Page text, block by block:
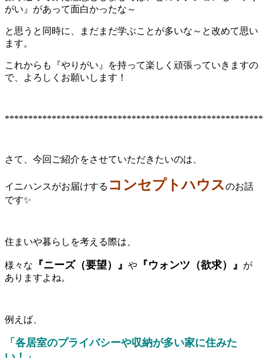
がい』があって面白かったな～
と思うと同時に、まだまだ学ぶことが多いな～と改めて思い
ます。
これからも『やりがい』を持って楽しく頑張っていきますの
で、よろしくお願いします！
さて、今回ご紹介をさせていただきたいのは、
イニハンスがお届けする コンセプトハウスのお話
です✨
住まいや暮らしを考える際は、
様々な 『ニーズ（要望）』 や 『ウォンツ（欲求）』
が
ありますよね。
例えば、
「各居室のプライバシーや収納が多い家に住みた